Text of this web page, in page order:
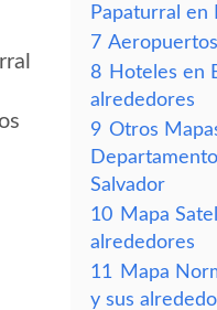
Papaturral en
7
8 Hoteles en
alrededores
9 Otros
Salvador
10 Mapa
alrededores
11
Mapa
y sus